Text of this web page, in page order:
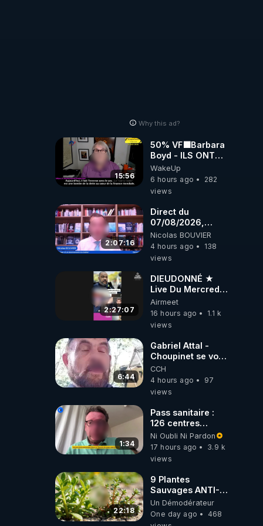
Why this ad?
15:56
50% VF🟩Barbara
Boyd - ILS ONT
MENTI SUR TOUT
-Jocelyne
Traduction
WakeUp
6 hours ago
282
views
2:07:16
Direct du
07/08/2026,
présenté par
Nicolas BOUVIER
Nicolas BOUVIER
4 hours ago
138
views
2:27:07
DIEUDONNÉ ★
Live Du Mercredi
5 Août 2026
Airmeet
16 hours ago
1.1 k
views
6:44
Gabriel Attal -
Choupinet se voit
en haut de
l'affiche
CCH
4 hours ago
97
views
1:34
Pass sanitaire :
126 centres
commerciaux
concernés par
l'obligation dans
Ni Oubli Ni Pardon
17 hours ago
3.9 k
views
22:18
9 Plantes
Sauvages ANTI-
FAMINE: ces
Ressources
Un Démodérateur
One day ago
468